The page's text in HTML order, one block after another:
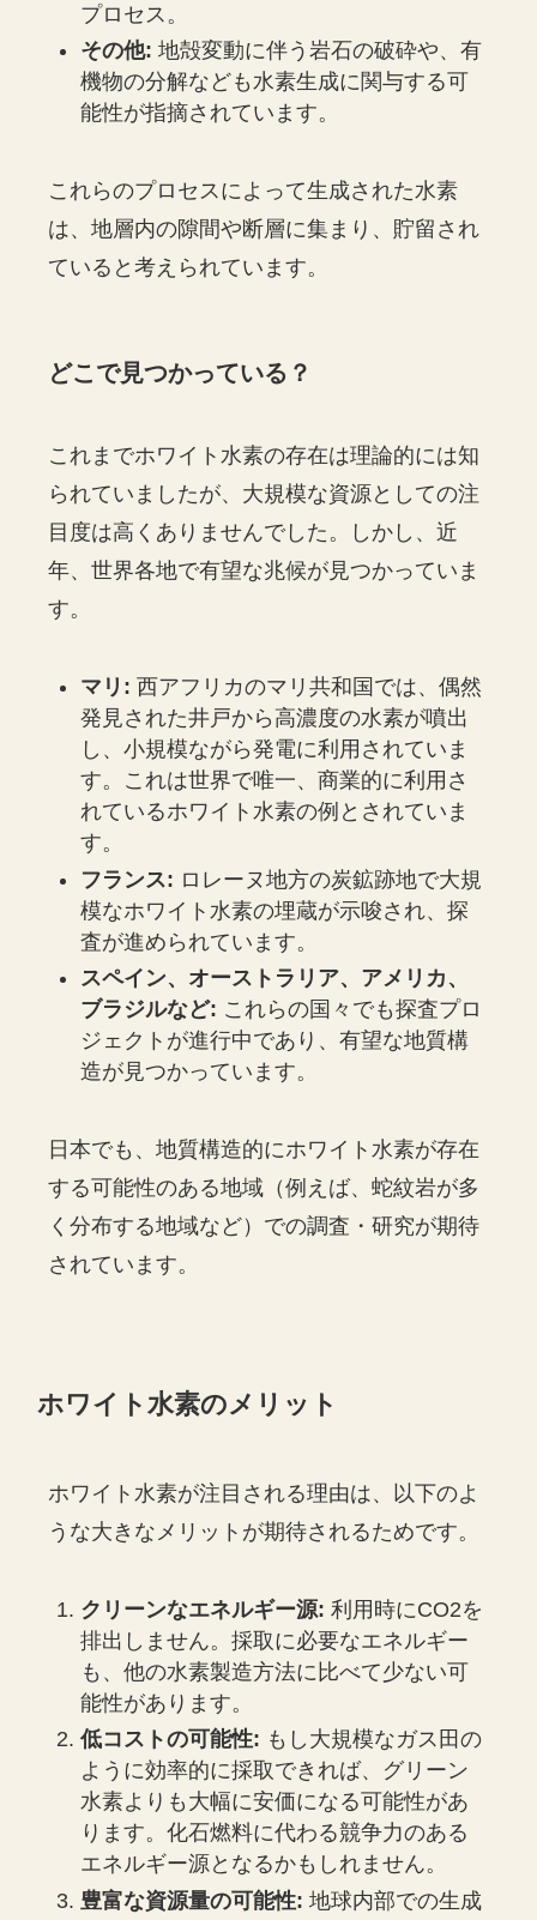
プロセス。
その他: 地殻変動に伴う岩石の破砕や、有
機物の分解なども水素生成に関与する可
能性が指摘されています。
これらのプロセスによって生成された水素
は、地層内の隙間や断層に集まり、貯留され
ていると考えられています。
どこで見つかっている？
これまでホワイト水素の存在は理論的には知
られていましたが、大規模な資源としての注
目度は高くありませんでした。しかし、近
年、世界各地で有望な兆候が見つかっていま
す。
マリ: 西アフリカのマリ共和国では、偶然
発見された井戸から高濃度の水素が噴出
し、小規模ながら発電に利用されていま
す。これは世界で唯一、商業的に利用さ
れているホワイト水素の例とされていま
す。
フランス: ロレーヌ地方の炭鉱跡地で大規
模なホワイト水素の埋蔵が示唆され、探
査が進められています。
スペイン、オーストラリア、アメリカ、
ブラジルなど: これらの国々でも探査プロ
ジェクトが進行中であり、有望な地質構
造が見つかっています。
日本でも、地質構造的にホワイト水素が存在
する可能性のある地域（例えば、蛇紋岩が多
く分布する地域など）での調査・研究が期待
されています。
ホワイト水素のメリット
ホワイト水素が注目される理由は、以下のよ
うな大きなメリットが期待されるためです。
クリーンなエネルギー源: 利用時にCO2を
排出しません。採取に必要なエネルギー
も、他の水素製造方法に比べて少ない可
能性があります。
低コストの可能性: もし大規模なガス田の
ように効率的に採取できれば、グリーン
水素よりも大幅に安価になる可能性があ
ります。化石燃料に代わる競争力のある
エネルギー源となるかもしれません。
豊富な資源量の可能性: 地球内部での生成